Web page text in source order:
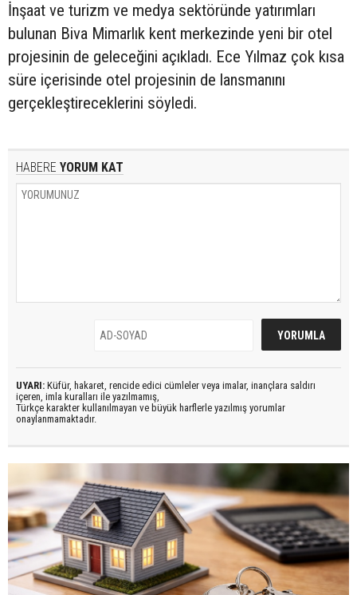
İnşaat ve turizm ve medya sektöründe yatırımları
bulunan Biva Mimarlık kent merkezinde yeni bir otel
projesinin de geleceğini açıkladı. Ece Yılmaz çok kısa
süre içerisinde otel projesinin de lansmanını
gerçekleştireceklerini söyledi.
HABERE YORUM KAT
UYARI: Küfür, hakaret, rencide edici cümleler veya imalar, inançlara saldırı
içeren, imla kuralları ile yazılmamış,
Türkçe karakter kullanılmayan ve büyük harflerle yazılmış yorumlar
onaylanmamaktadır.